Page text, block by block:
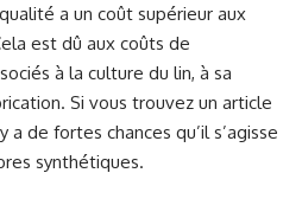
a un coût supérieur aux
est dû aux coûts de
à la culture du lin, à sa
Si vous trouvez un article
a de fortes chances qu’il s’agisse
synthétiques.